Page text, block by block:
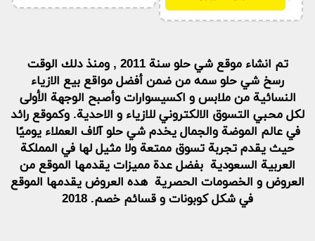
تم انشاء موقع شي حلو سنة 2011 , ومنذ دلك الوقت
رسخ شي حلو سمه من ضمن أفضل مواقع بيع الازياء
النسائية من ملابس و اكسيسوارات وأصبح الوجهة الأولى
لكل محبي التسوق الالكتروني للازياء و الاحدية. وكموقع رائد
في عالم الموضة والجمال يخدم شي حلو آلاف العملاء يوميًا
حيث يقدم تجربة تسوق ممتعة ولا مثيل لها في المملكة
العربية السعودية بفضل عدة مميزات يقدمها الموقع من
العروض و الخصومات الحصرية هده العروض يقدمها الموقع
في شكل كوبونات و قسائم خصم. 2018